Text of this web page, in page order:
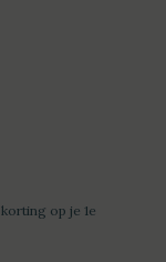
op je 1e